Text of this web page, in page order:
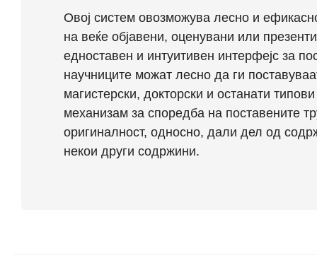
Овој систем овозможува лесно и
на веќе објавени, оценувани или
едноставен и интуитивен интерфејс за
научниците можат лесно да ги
магистерски, докторски и останати
механизам за споредба на поставените
оригиналност, односно, дали дел од
некои други содржини.